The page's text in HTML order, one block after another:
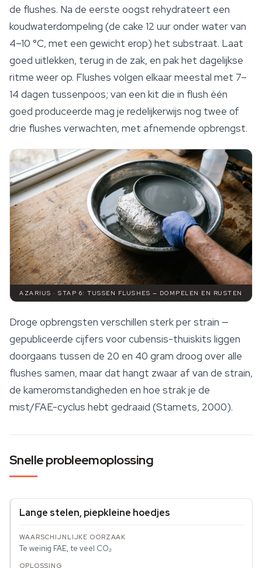
de flushes. Na de eerste oogst rehydrateert een
koudwaterdompeling (de cake 12 uur onder water van
4–10 °C, met een gewicht erop) het substraat. Laat
goed uitlekken, terug in de zak, en pak het dagelijkse
ritme weer op. Flushes volgen elkaar meestal met 7–
14 dagen tussenpoos; van een kit die in flush één
goed produceerde mag je redelijkerwijs nog twee of
drie flushes verwachten, met afnemende opbrengst.
AZARIUS · STAP 6: TUSSEN FLUSHES — DOMPELEN EN RUSTEN
Droge opbrengsten verschillen sterk per strain —
gepubliceerde cijfers voor cubensis-thuiskits liggen
doorgaans tussen de 20 en 40 gram droog over alle
flushes samen, maar dat hangt zwaar af van de strain,
de kameromstandigheden en hoe strak je de
mist/FAE-cyclus hebt gedraaid (Stamets, 2000).
Snelle probleemoplossing
Lange stelen, piepkleine hoedjes
Te weinig FAE, te veel CO₂